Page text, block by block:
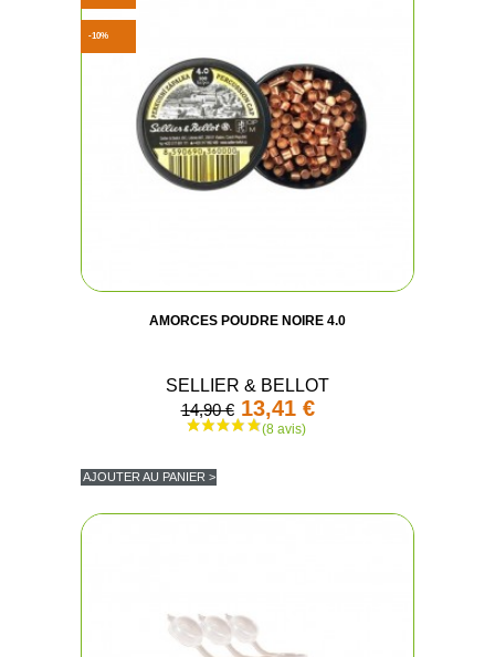
AMORCES POUDRE NOIRE 4.0
SELLIER & BELLOT
14,90 € 13,41 €
AJOUTER AU PANIER >
-10%